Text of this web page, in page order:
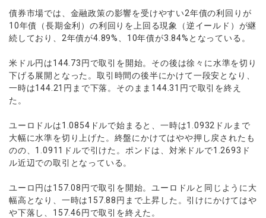
休眠口座と凍結口座
よくあるご質問
Русский
Español
Tiếng Việt
デモ口座を開設する
法人のお客様はこちら
債券市場では、金融政策の影響を受けやすい2年債の利回りが
10年債（長期金利）の利回りを上回る現象（逆イールド）が継
続しており、2年債が4.89%、10年債が3.84%となっている。
米ドル円は144.73円で取引を開始。その後は徐々に水準を切り
下げる展開となった。取引時間の後半にかけて一段安となり、
一時は144.21円まで下落。そのまま144.31円で取引を終え
た。
ユーロドルは1.0854ドルで始まると、一時は1.0932ドルまで
大幅に水準を切り上げた。終盤にかけてはやや押し戻されたも
のの、1.0911ドルで引けた。ポンドは、対米ドルで1.2693ド
ル近辺での取引となっている。
ユーロ円は157.08円で取引を開始。ユーロドルと同じように大
幅高となり、一時は157.88円まで上昇した。引けにかけてはや
や下落し、157.46円で取引を終えた。